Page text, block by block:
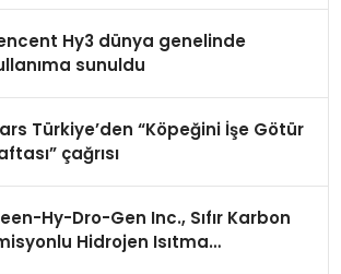
Hy3 dünya genelinde
sunuldu
Türkiye’den “Köpeğini İşe Götür
çağrısı
Hy-Dro-Gen Inc., Sıfır Karbon
Hidrojen Isıtma